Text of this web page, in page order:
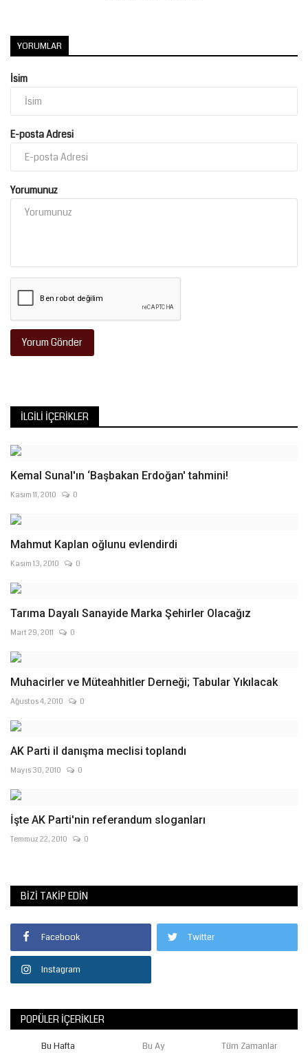
YORUMLAR
İsim
E-posta Adresi
Yorumunuz
Yorum Gönder
İLGILI İÇERIKLER
Kemal Sunal'ın ‘Başbakan Erdoğan' tahmini!
Kasım 11, 2010 0
Mahmut Kaplan oğlunu evlendirdi
Kasım 13, 2010 0
Tarıma Dayalı Sanayide Marka Şehirler Olacağız
Mart 29, 2011 0
Muhacirler ve Müteahhitler Derneği; Tabular Yıkılacak
Ağustos 4, 2010 0
AK Parti il danışma meclisi toplandı
Mayıs 30, 2010 0
İşte AK Parti'nin referandum sloganları
Temmuz 22, 2010 0
BIZI TAKIP EDIN
Facebook Twitter
Instagram
POPÜLER İÇERIKLER
Bu Hafta Bu Ay Tüm Zamanlar